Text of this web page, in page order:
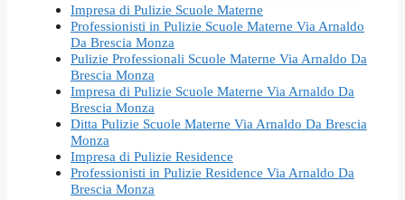
Impresa di Pulizie Scuole Materne
Professionisti in Pulizie Scuole Materne Via Arnaldo
Da Brescia Monza
Pulizie Professionali Scuole Materne Via Arnaldo Da
Brescia Monza
Impresa di Pulizie Scuole Materne Via Arnaldo Da
Brescia Monza
Ditta Pulizie Scuole Materne Via Arnaldo Da Brescia
Monza
Impresa di Pulizie Residence
Professionisti in Pulizie Residence Via Arnaldo Da
Brescia Monza